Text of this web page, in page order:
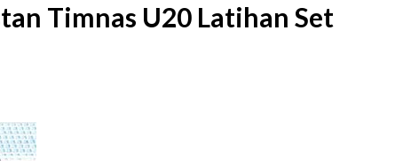
Timnas U20 Latihan Set